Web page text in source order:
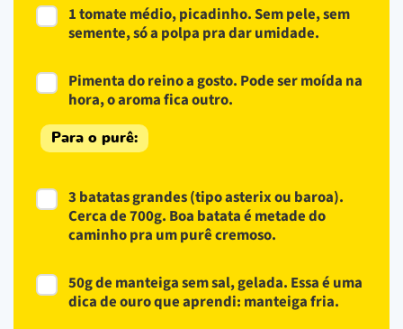
1 tomate médio, picadinho. Sem pele, sem
semente, só a polpa pra dar umidade.
Pimenta do reino a gosto. Pode ser moída na
hora, o aroma fica outro.
Para o purê:
3 batatas grandes (tipo asterix ou baroa).
Cerca de 700g. Boa batata é metade do
caminho pra um purê cremoso.
50g de manteiga sem sal, gelada. Essa é uma
dica de ouro que aprendi: manteiga fria.